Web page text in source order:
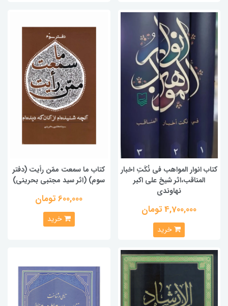
کتاب انوار المواهب فی نُکَتِ اخبار
المناقب،اثر شیخ علی اکبر
نهاوندی
4,700,000 تومان
خرید
کتاب ما سمعت ممّن رأیت (دفتر
سوم) (اثر سید مجتبی بحرینی)
600,000 تومان
خرید